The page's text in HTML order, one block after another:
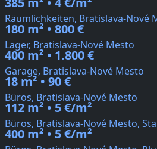
Räumlichkeiten, Bratislava-Nové
180 m² • 800 €
Lager, Bratislava-Nové Mesto
400 m² • 1.800 €
Garage, Bratislava-Nové Mesto
18 m² • 90 €
Büros, Bratislava-Nové Mesto
112 m² • 5 €/m²
Büros, Bratislava-Nové Mesto,
400 m² • 5 €/m²